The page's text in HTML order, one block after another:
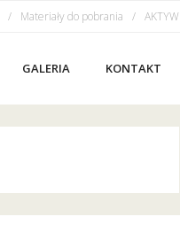
Materiały do pobrania AKTYW
GALERIA KONTAKT